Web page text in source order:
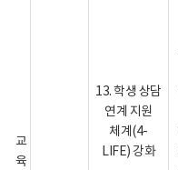
교
육
13. 학생 상담
연계 지원
체계(4-
LIFE) 강화